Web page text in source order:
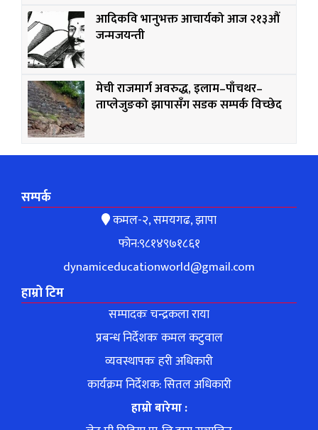
आदिकवि भानुभक्त आचार्यको आज २१३औं
जन्मजयन्ती
मेची राजमार्ग अवरुद्ध, इलाम–पाँचथर–
ताप्लेजुङको झापासँग सडक सम्पर्क विच्छेद
सम्पर्क
कमल-२, समयगढ, झापा
फोन:९८१४९७१८६१
dynamiceducationworld@gmail.com
हाम्रो टिम
सम्पादकः चन्द्रकला राया
प्रबन्ध निर्देशकः कमल कटुवाल
व्यवस्थापकः हरी अधिकारी
कार्यक्रम निर्देशक: सितल अधिकारी
हाम्रो बारेमा :